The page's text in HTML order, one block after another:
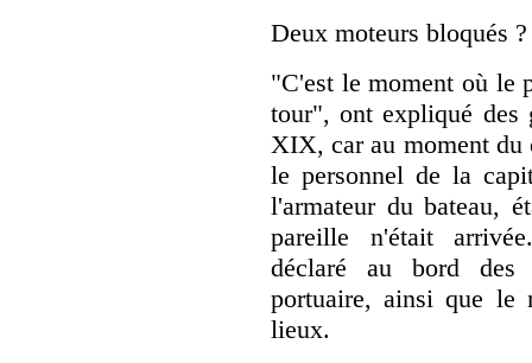
Deux moteurs bloqués ?
"C'est le moment où le
tour", ont expliqué des
XIX, car au moment du
le personnel de la
l'armateur du bateau,
pareille n'était
déclaré au bord des
portuaire, ainsi que le
lieux.